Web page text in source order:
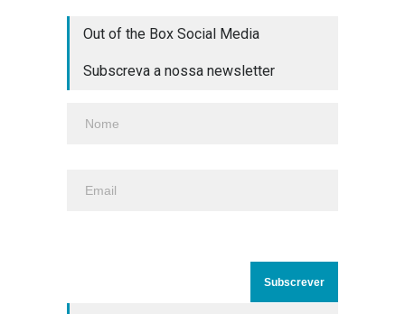
Out of the Box Social Media
Subscreva a nossa newsletter